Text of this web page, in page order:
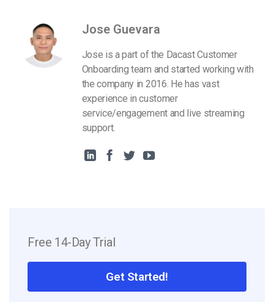
Jose Guevara
Jose is a part of the Dacast Customer
Onboarding team and started working with
the company in 2016. He has vast
experience in customer
service/engagement and live streaming
support.
Free 14-Day Trial
Get Started!